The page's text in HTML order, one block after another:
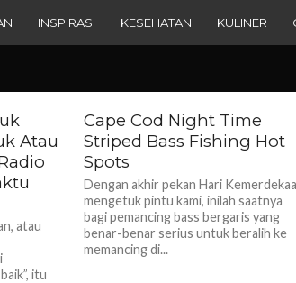
INSPIRASI KESEHATAN KULINER
Atau
atau
itu
Cape Cod Night Time
Striped Bass Fishing Hot
Spots
Dengan akhir pekan Hari
mengetuk pintu kami, inilah saatnya
bagi pemancing bass bergaris yang
benar-benar serius untuk beralih ke
memancing di...